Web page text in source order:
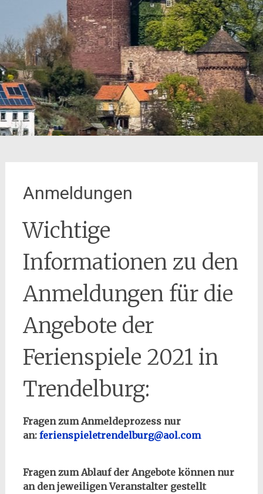
Anmeldungen
Wichtige
Informationen zu den
Anmeldungen für die
Angebote der
Ferienspiele 2021 in
Trendelburg:
Fragen zum Anmeldeprozess nur
an: ferienspieletrendelburg@aol.com
Fragen zum Ablauf der Angebote können nur
an den jeweiligen Veranstalter gestellt